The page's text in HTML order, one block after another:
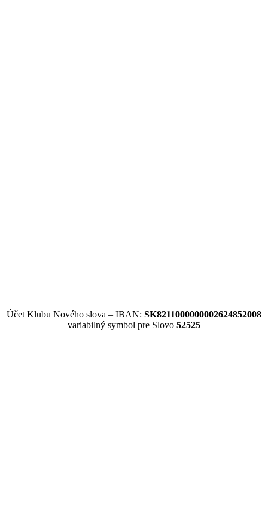
Účet Klubu Nového slova – IBAN: SK8211000000002624852008
variabilný symbol pre Slovo 52525